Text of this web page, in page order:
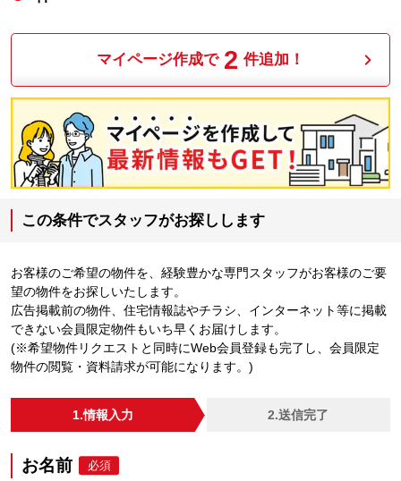
マイページ作成で 2 件追加！
この条件でスタッフがお探しします
お客様のご希望の物件を、経験豊かな専門スタッフがお客様のご要
望の物件をお探しいたします。
広告掲載前の物件、住宅情報誌やチラシ、インターネット等に掲載
できない会員限定物件もいち早くお届けします。
(※希望物件リクエストと同時にWeb会員登録も完了し、会員限定
物件の閲覧・資料請求が可能になります。)
1.情報入力 2.送信完了
お名前 必須